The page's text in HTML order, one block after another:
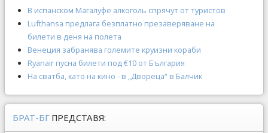
В испанском Магалуфе алкоголь спрячут от туристов
Lufthansa предлага безплатно презаверяване на
билети в деня на полета
Венеция забранява големите круизни кораби
Ryanair пусна билети под €10 от България
На сватба, като на кино - в „Двореца“ в Балчик
БРАТ-БГ ПРЕДСТАВЯ: